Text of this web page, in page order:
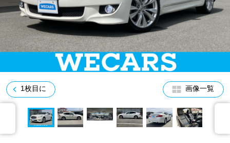
品質管理とサポート体制
お問い合わせ
企業情報 採用情報
0120-733-500
1枚目に 画像一覧